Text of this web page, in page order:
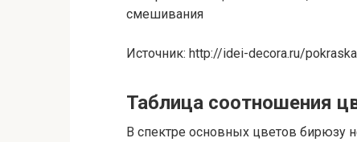
Источник: http://idei-decora.ru/
Таблица соотношения
В спектре основных цветов бирюзу